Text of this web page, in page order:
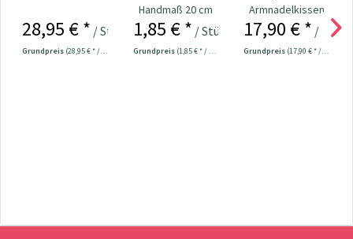
28,95 € * / Stück
Grundpreis (28,95 € * / 1 Stück)
Handmaß 20 cm
Nr. 705560
1,85 € * / Stück
Grundpreis (1,85 € * / 1 Stück)
Armnadelkissen
magnetisch Nr.
17,90 € * / Stück
Grundpreis (17,90 € * / 1 Stück)